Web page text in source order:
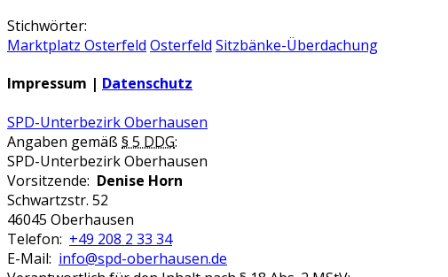
Stichwörter:
Marktplatz Osterfeld Osterfeld Sitzbänke-Überdachung
Impressum | Datenschutz
SPD-Unterbezirk Oberhausen
Angaben gemäß § 5 DDG:
SPD-Unterbezirk Oberhausen
Vorsitzende: Denise Horn
Schwartzstr. 52
46045 Oberhausen
Telefon: +49 208 2 33 34
E-Mail: info@spd-oberhausen.de